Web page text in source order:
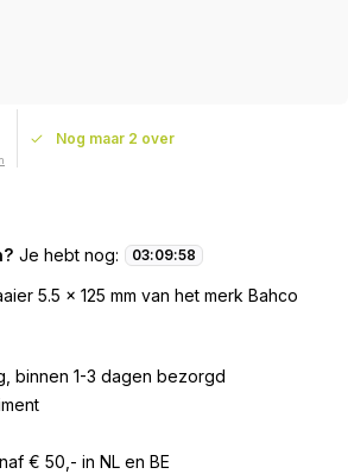
Nog maar 2 over
Je hebt nog: 03:09:58
5.5 x 125 mm van het merk Bahco
binnen 1-3 dagen bezorgd
€ 50,- in NL en BE